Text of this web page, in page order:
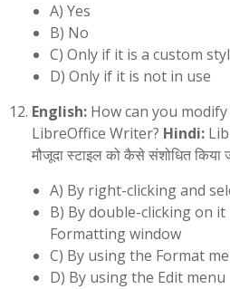
A) Yes
B) No
C) Only if it is a custom
D) Only if it is not in use
English: How can you
LibreOffice Writer? Hindi:
मौजूदा स्टाइल को कैसे संशोधित किया
A) By right-clicking and
B) By double-clicking on it
Formatting window
C) By using the Format
D) By using the Edit menu